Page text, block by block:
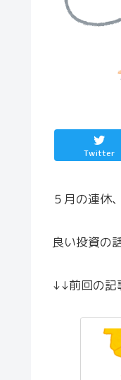
Twitter
５月の連休
良い投資の
↓↓前回の